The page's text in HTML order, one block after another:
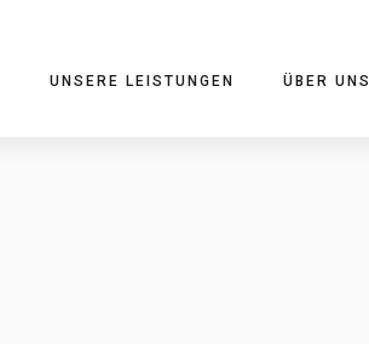
UNSERE LEISTUNGEN ÜBER UNS